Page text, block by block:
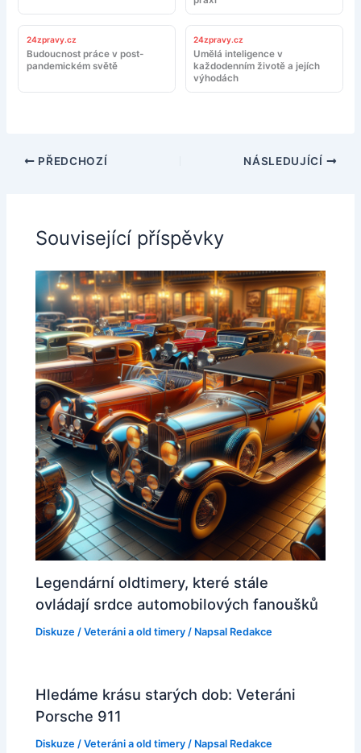
24zpravy.cz
Budoucnost práce v post-
pandemickém světě
24zpravy.cz
Umělá inteligence v
každodenním životě a jejích
výhodách
PŘEDCHOZÍ NÁSLEDUJÍCÍ
Související příspěvky
Legendární oldtimery, které stále
ovládají srdce automobilových fanoušků
Diskuze /Veteráni a old timery / Napsal Redakce
Hledáme krásu starých dob: Veteráni
Porsche 911
Diskuze /Veteráni a old timery / Napsal Redakce